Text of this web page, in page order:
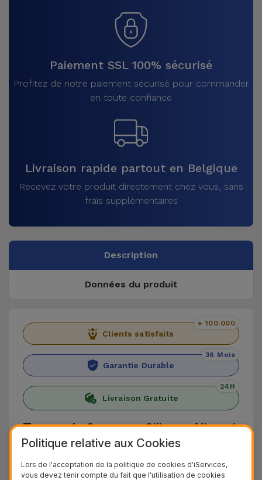
Paiement SSL 100% sécurisé
Profitez de notre paiement sécurisé pour commander
en toute confiance
Livraison rapide partout en Belgique
Recevez votre produit directement chez vous, sans
frais supplémentaires
Description
Données du produit
Clients satisfaits
+ 100.000
Garantie Durable
36 Mois
Livraison Gratuite
24H
Trouver la Coque en Silicone Xiaomi
sur iServices
Les coques Xiaomi d'iServices ont une conception
Politique relative aux Cookies
Lors de l'acceptation de la politique de cookies d'iServices,
vous devez tenir compte du fait que l'utilisation de cookies